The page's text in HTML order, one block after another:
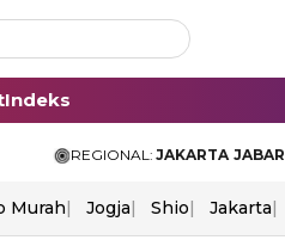
Indeks
REGIONAL: JAKARTA JABAR
Murah Jogja Shio Jakarta